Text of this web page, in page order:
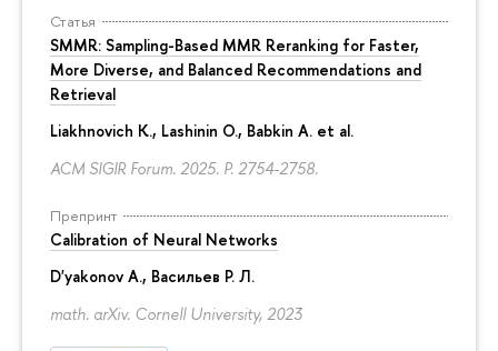
Статья
SMMR: Sampling-Based MMR Reranking for Faster,
More Diverse, and Balanced Recommendations and
Retrieval
Liakhnovich K., Lashinin O., Babkin A. et al.
ACM SIGIR Forum. 2025. P. 2754-2758.
Препринт
Calibration of Neural Networks
D'yakonov A., Васильев Р. Л.
math. arXiv. Cornell University, 2023